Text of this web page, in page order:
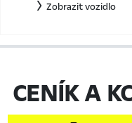
Zobrazit vozidlo
CENÍK A